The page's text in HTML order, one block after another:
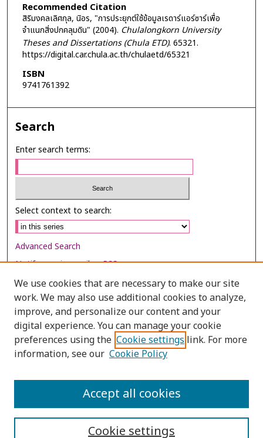
Recommended Citation
สิริมงคลเลิศกุล, นิอร, "การประยุกต์ใช้ข้อมูลเรดาร์แอร์ซาร์เพื่อ
จำแนกสิ่งปกคลุมดิน" (2004). Chulalongkorn University
Theses and Dissertations (Chula ETD). 65321.
https://digital.car.chula.ac.th/chulaetd/65321
ISBN
9741761392
Search
Enter search terms:
Select context to search:
Advanced Search
Notify me via email orRSS
Browse
Collections
Disciplines
Authors
We use cookies that are necessary to make our site
work. We may also use additional cookies to analyze,
improve, and personalize our content and your
digital experience. You can manage your cookie
preferences using the Cookie settings link. For more
information, see our Cookie Policy
Cookie settings
Accept all cookies